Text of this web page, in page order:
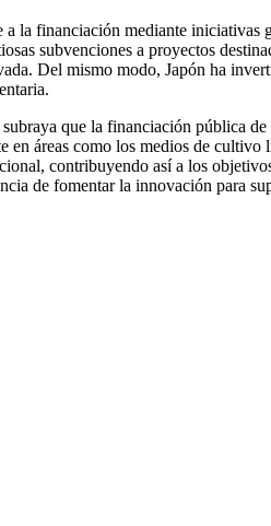
la financiación mediante iniciativas
subvenciones a proyectos
Del mismo modo, Japón ha
que la financiación pública
áreas como los medios de
contribuyendo así a los
de fomentar la innovación para